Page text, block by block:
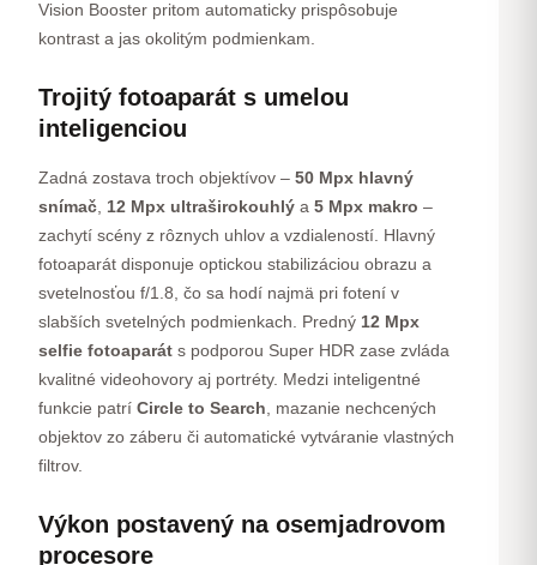
Vision Booster pritom automaticky prispôsobuje
kontrast a jas okolitým podmienkam.
Trojitý fotoaparát s umelou
inteligenciou
Zadná zostava troch objektívov – 50 Mpx hlavný
snímač 12 Mpx ultraširokouhlý a 5 Mpx makro –
zachytí scény z rôznych uhlov a vzdialeností. Hlavný
fotoaparát disponuje optickou stabilizáciou obrazu a
svetelnosťou f/1.8, čo sa hodí najmä pri fotení v
slabších svetelných podmienkach. Predný 12 Mpx
selfie fotoaparát s podporou Super HDR zase zvláda
kvalitné videohovory aj portréty. Medzi inteligentné
funkcie patrí Circle to Search , mazanie nechcených
objektov zo záberu či automatické vytváranie vlastných
filtrov.
Výkon postavený na osemjadrovom
procesore